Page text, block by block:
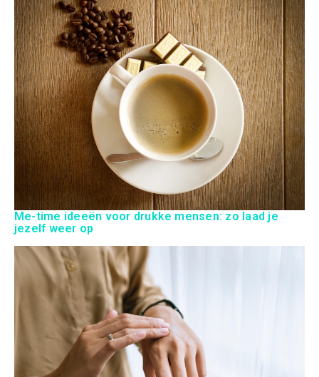
Me-time ideeën voor drukke mensen: zo laad je
jezelf weer op